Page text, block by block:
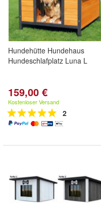
Hundehütte Hundehaus
Hundeschlafplatz Luna L
159,00 €
Kostenloser Versand
2